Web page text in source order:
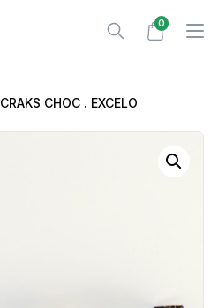
0
CRAKS CHOC . EXCELO